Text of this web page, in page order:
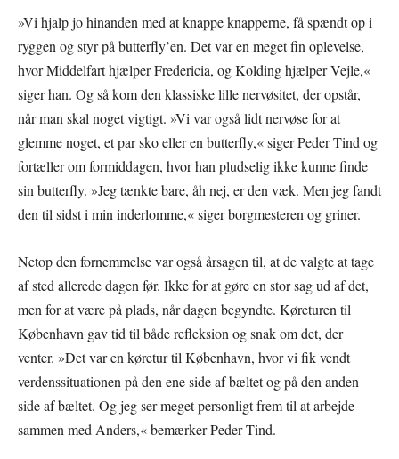
»Vi hjalp jo hinanden med at knappe knapperne, få spændt op i
ryggen og styr på butterfly’en. Det var en meget fin oplevelse,
hvor Middelfart hjælper Fredericia, og Kolding hjælper Vejle,«
siger han. Og så kom den klassiske lille nervøsitet, der opstår,
når man skal noget vigtigt. »Vi var også lidt nervøse for at
glemme noget, et par sko eller en butterfly,« siger Peder Tind og
fortæller om formiddagen, hvor han pludselig ikke kunne finde
sin butterfly. »Jeg tænkte bare, åh nej, er den væk. Men jeg fandt
den til sidst i min inderlomme,« siger borgmesteren og griner.
Netop den fornemmelse var også årsagen til, at de valgte at tage
af sted allerede dagen før. Ikke for at gøre en stor sag ud af det,
men for at være på plads, når dagen begyndte. Køreturen til
København gav tid til både refleksion og snak om det, der
venter. »Det var en køretur til København, hvor vi fik vendt
verdenssituationen på den ene side af bæltet og på den anden
side af bæltet. Og jeg ser meget personligt frem til at arbejde
sammen med Anders,« bemærker Peder Tind.